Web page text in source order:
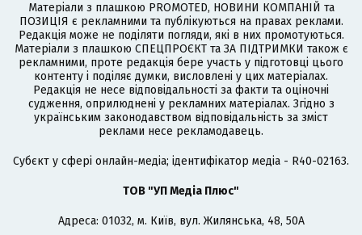
Матеріали з плашкою PROMOTED, НОВИНИ КОМПАНІЙ та
ПОЗИЦІЯ є рекламними та публікуються на правах реклами.
Редакція може не поділяти погляди, які в них промотуються.
Матеріали з плашкою СПЕЦПРОЄКТ та ЗА ПІДТРИМКИ також є
рекламними, проте редакція бере участь у підготовці цього
контенту і поділяє думки, висловлені у цих матеріалах.
Редакція не несе відповідальності за факти та оціночні
судження, оприлюднені у рекламних матеріалах. Згідно з
українським законодавством відповідальність за зміст
реклами несе рекламодавець.
Cубєкт у сфері онлайн-медіа; ідентифікатор медіа - R40-02163.
ТОВ "УП Медіа Плюс"
Адреса: 01032, м. Київ, вул. Жилянська, 48, 50А